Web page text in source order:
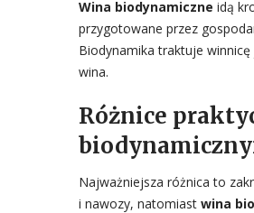
Wina biodynamiczne idą
przygotowane przez
Biodynamika traktuje
wina.
Różnice
Najważniejsza różnica to
i nawozy, natomiast wina